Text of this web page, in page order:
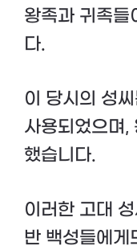
왕족과 귀족들
다.
이 당시의 성
사용되었으며,
했습니다.
이러한 고대
반 백성들에게